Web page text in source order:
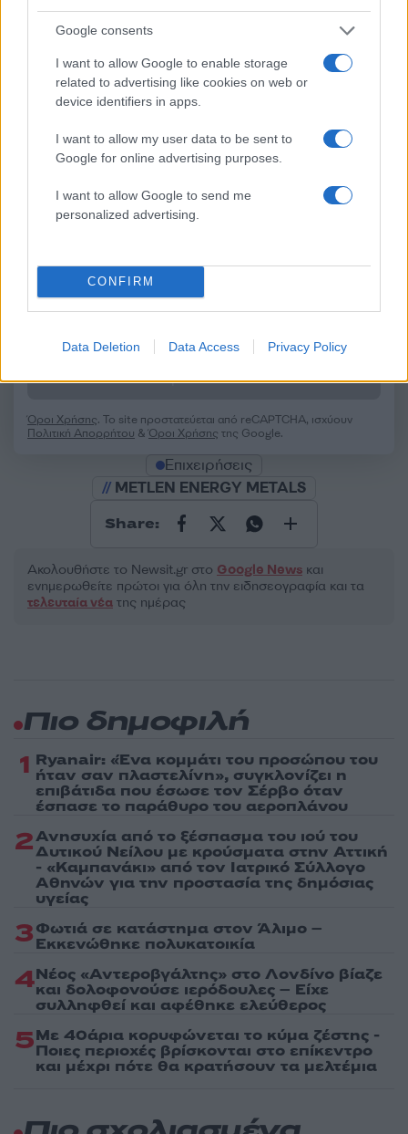
Google consents
I want to allow Google to enable storage
related to advertising like cookies on web or
device identifiers in apps.
I want to allow my user data to be sent to
Google for online advertising purposes.
I want to allow Google to send me
personalized advertising.
CONFIRM
Data Deletion Data Access Privacy Policy
Σχόλια
2000 /2000
Υποβολή σχολίου
Όροι Χρήσης. Το site προστατεύεται από reCAPTCHA, ισχύουν
Πολιτική Απορρήτου &Όροι Χρήσης της Google.
Επιχειρήσεις
METLEN ENERGY METALS
Share:
Ακολουθήστε το Νewsit.gr στο Google News και
ενημερωθείτε πρώτοι για όλη την ειδησεογραφία και τα
τελευταία νέα της ημέρας
θαλάσσης
Πιο δημοφιλή
1 Ryanair: «Ένα κομμάτι του προσώπου του
ήταν σαν πλαστελίνη», συγκλονίζει η
επιβάτιδα που έσωσε τον Σέρβο όταν
έσπασε το παράθυρο του αεροπλάνου
2Ανησυχία από το ξέσπασμα του ιού του
Δυτικού Νείλου με κρούσματα στην Αττική
- «Καμπανάκι» από τον Ιατρικό Σύλλογο
Αθηνών για την προστασία της δημόσιας
υγείας
3Φωτιά σε κατάστημα στον Άλιμο –
Εκκενώθηκε πολυκατοικία
4Νέος «Αντεροβγάλτης» στο Λονδίνο βίαζε
και δολοφονούσε ιερόδουλες – Είχε
συλληφθεί και αφέθηκε ελεύθερος
5Με 40άρια κορυφώνεται το κύμα ζέστης -
Ποιες περιοχές βρίσκονται στο επίκεντρο
και μέχρι πότε θα κρατήσουν τα μελτέμια